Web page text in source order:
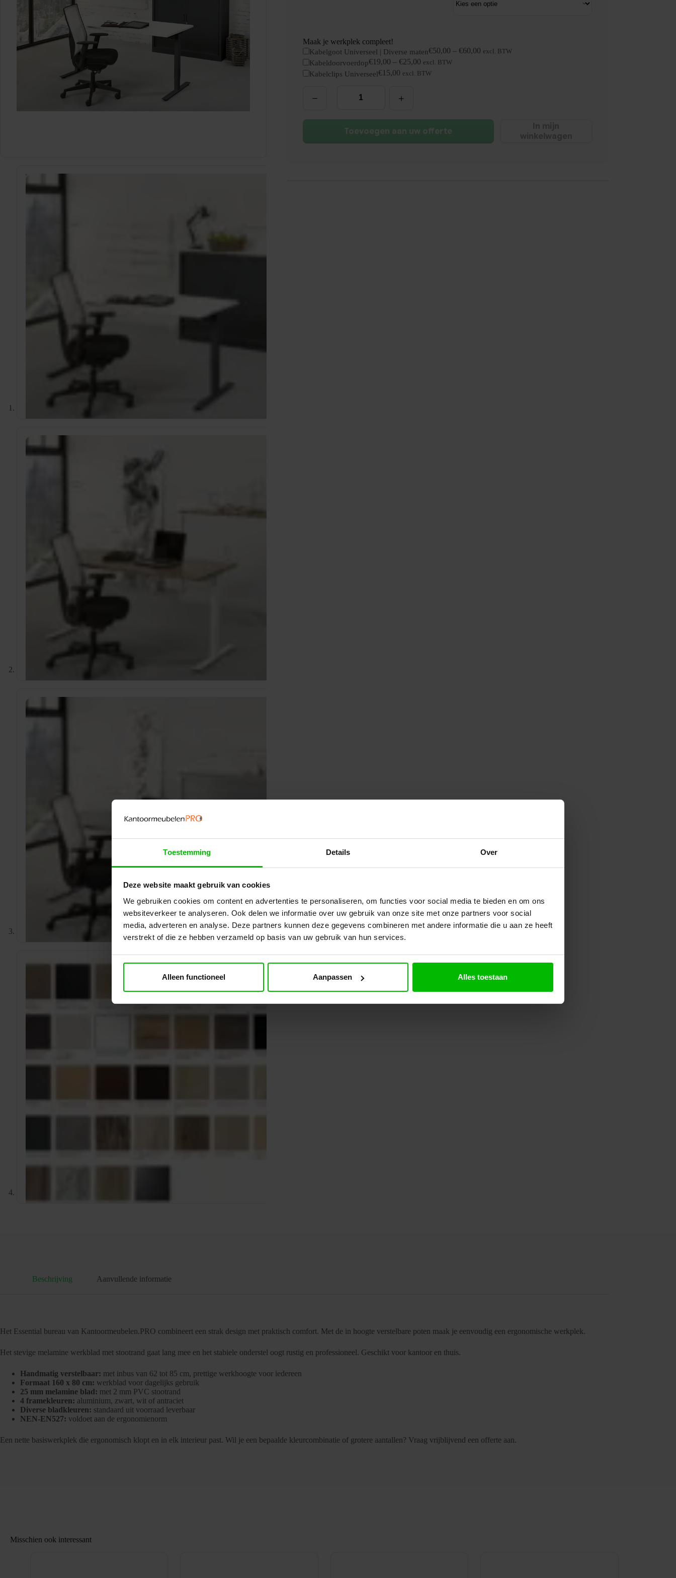
Toestemming Details Over
Deze website maakt gebruik van cookies
We gebruiken cookies om content en advertenties te personaliseren, om functies voor social media te bieden en om ons
websiteverkeer te analyseren. Ook delen we informatie over uw gebruik van onze site met onze partners voor social
media, adverteren en analyse. Deze partners kunnen deze gegevens combineren met andere informatie die u aan ze heeft
verstrekt of die ze hebben verzameld op basis van uw gebruik van hun services.
Alleen functioneel Aanpassen Alles toestaan
Maak je werkplek compleet!
Kabelgoot Universeel | Diverse maten€50,00 – €60,00 excl. BTW
Kabeldoorvoerdop€19,00 – €25,00 excl. BTW
Kabelclips Universeel€15,00 excl. BTW
aantal
Toevoegen aan uw offerte
Beschrijving Aanvullende informatie
Het Essential bureau van Kantoormeubelen.PRO combineert een strak design met praktisch comfort. Met de in hoogte verstelbare poten maak je eenvoudig een ergonomische werkplek.
Het stevige melamine werkblad met stootrand gaat lang mee en het stabiele onderstel oogt rustig en professioneel. Geschikt voor kantoor en thuis.
Handmatig verstelbaar: met inbus van 62 tot 85 cm, prettige werkhoogte voor iedereen
Formaat 160 x 80 cm: werkblad voor dagelijks gebruik
25 mm melamine blad: met 2 mm PVC stootrand
4 framekleuren: aluminium, zwart, wit of antraciet
Diverse bladkleuren: standaard uit voorraad leverbaar
NEN-EN527: voldoet aan de ergonomienorm
Een nette basiswerkplek die ergonomisch klopt en in elk interieur past. Wil je een bepaalde kleurcombinatie of grotere aantallen? Vraag vrijblijvend een offerte aan.
Misschien ook interessant